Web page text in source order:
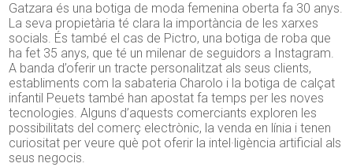
Gatzara és una botiga de moda femenina oberta fa 30 anys.
La seva propietària té clara la importància de les xarxes
socials. És també el cas de Pictro, una botiga de roba que
ha fet 35 anys, que té un milenar de seguidors a Instagram.
A banda d’oferir un tracte personalitzat als seus clients,
establiments com la sabateria Charolo i la botiga de calçat
infantil Peuets també han apostat fa temps per les noves
tecnologies. Alguns d’aquests comerciants exploren les
possibilitats del comerç electrònic, la venda en línia i tenen
curiositat per veure què pot oferir la intel·ligència artificial als
seus negocis.